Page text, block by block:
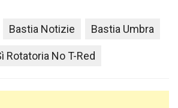
Bastia Notizie Bastia Umbra
Rotatoria No T-Red